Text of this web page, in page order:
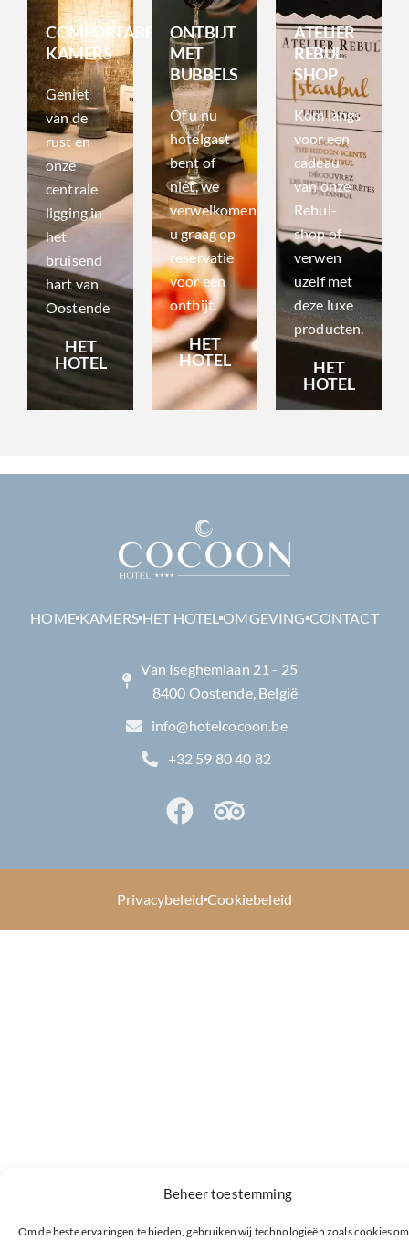
Beheer toestemming
Om de beste ervaringen te bieden, gebruiken wij technologieën zoals cookies om
COMFORTABELE
KAMERS
Geniet
van de
rust en
onze
centrale
ligging in
het
bruisend
hart van
Oostende
HET
HOTEL
ONTBIJT
MET
BUBBELS
Of u nu
hotelgast
bent of
niet, we
verwelkomen
u graag op
reservatie
voor een
ontbijt.
HET
HOTEL
ATELIER
REBUL
SHOP
Kom langs
voor een
cadeau
van onze
Rebul-
shop of
verwen
uzelf met
deze luxe
producten.
HET
HOTEL
HOME KAMERS HET HOTEL OMGEVING CONTACT
Van Iseghemlaan 21 - 25
8400 Oostende, België
info@hotelcocoon.be
+32 59 80 40 82
Privacybeleid Cookiebeleid